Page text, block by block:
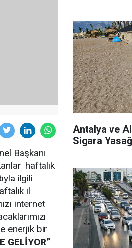
Başkanı
haftalık
ilgili
il
internet
enerjik bir
GELİYOR”
Antalya ve
Sigara